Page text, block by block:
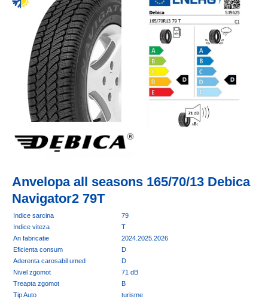
Anvelopa all seasons 165/70/13 Debica
Navigator2 79T
Indice sarcina
79
Indice viteza
T
An fabricatie
2024.2025.2026
Eficienta consum
D
Aderenta carosabil umed
D
Nivel zgomot
71 dB
Treapta zgomot
B
Tip Auto
turisme